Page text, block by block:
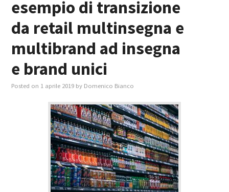
esempio di transizione
da retail multinsegna e
multibrand ad insegna
e brand unici
Posted on 1 aprile 2019 by Domenico Bianco